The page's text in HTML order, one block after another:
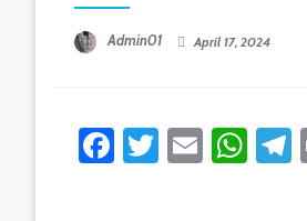
Admin01 April 17, 2024
Facebook
Twitter
Email